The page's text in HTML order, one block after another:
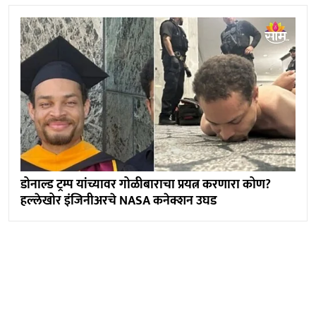
डोनाल्ड ट्रम्प यांच्यावर गोळीबाराचा प्रयत्न करणारा कोण?
हल्लेखोर इंजिनीअरचे NASA कनेक्शन उघड